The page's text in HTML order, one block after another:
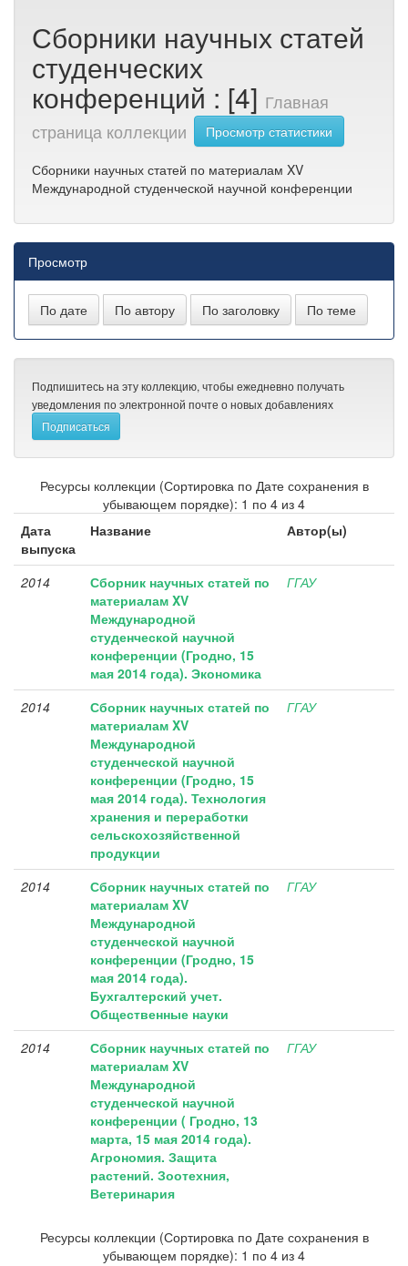
Сборники научных статей
студенческих
конференций : [4] Главная
страница коллекции
Просмотр статистики
Сборники научных статей по материалам XV
Международной студенческой научной конференции
Просмотр
Подпишитесь на эту коллекцию, чтобы ежедневно получать
уведомления по электронной почте о новых добавлениях
Ресурсы коллекции (Сортировка по Дате сохранения в
убывающем порядке): 1 по 4 из 4
Дата
выпуска
Название Автор(ы)
2014
Сборник научных статей по
материалам XV
Международной
студенческой научной
конференции (Гродно, 15
мая 2014 года). Экономика
ГГАУ
2014
Сборник научных статей по
материалам XV
Международной
студенческой научной
конференции (Гродно, 15
мая 2014 года). Технология
хранения и переработки
сельскохозяйственной
продукции
ГГАУ
2014
Сборник научных статей по
материалам XV
Международной
студенческой научной
конференции (Гродно, 15
мая 2014 года).
Бухгалтерский учет.
Общественные науки
ГГАУ
2014
Сборник научных статей по
материалам XV
Международной
студенческой научной
конференции ( Гродно, 13
марта, 15 мая 2014 года).
Агрономия. Защита
растений. Зоотехния,
Ветеринария
ГГАУ
Ресурсы коллекции (Сортировка по Дате сохранения в
убывающем порядке): 1 по 4 из 4